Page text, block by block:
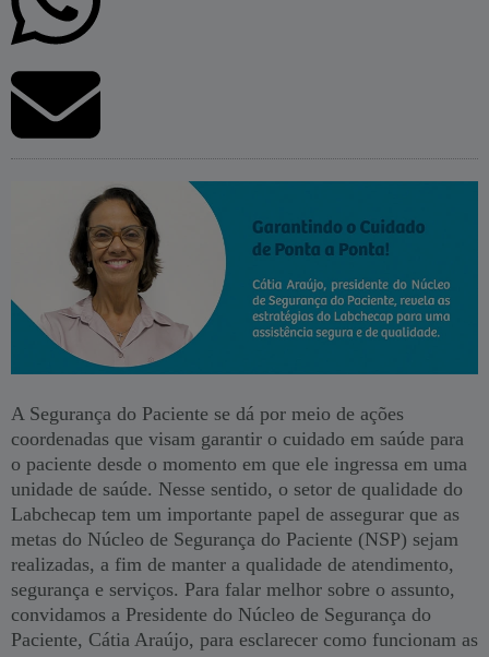
A Segurança do Paciente se dá por meio de ações
coordenadas que visam garantir o cuidado em saúde para
o paciente desde o momento em que ele ingressa em uma
unidade de saúde. Nesse sentido, o setor de qualidade do
Labchecap tem um importante papel de assegurar que as
metas do Núcleo de Segurança do Paciente (NSP) sejam
realizadas, a fim de manter a qualidade de atendimento,
segurança e serviços. Para falar melhor sobre o assunto,
convidamos a Presidente do Núcleo de Segurança do
Paciente, Cátia Araújo, para esclarecer como funcionam as